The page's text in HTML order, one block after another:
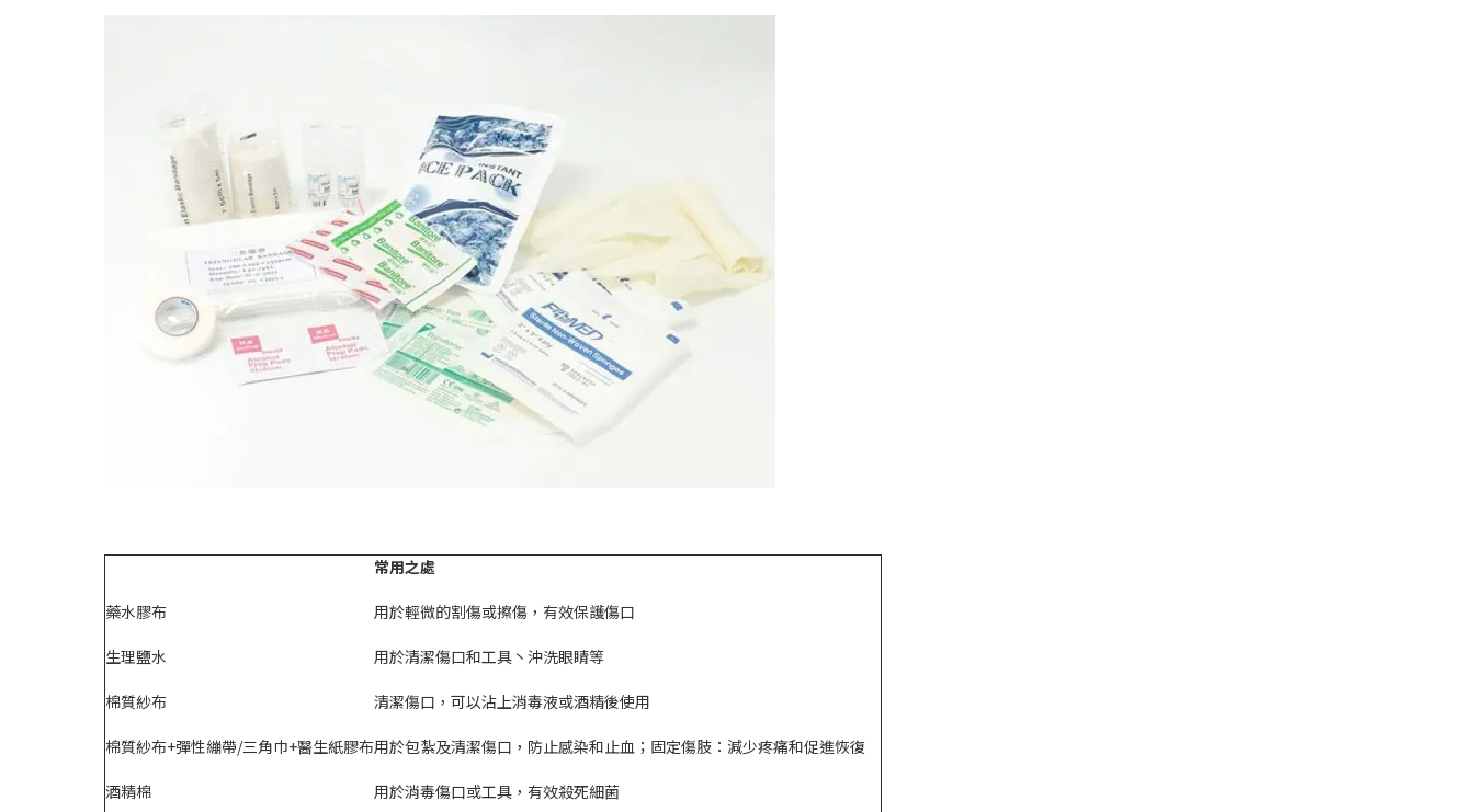
常用之處
藥水膠布 用於輕微的割傷或擦傷，有效保護傷口
生理鹽水 用於清潔傷口和工具丶沖洗眼睛等
棉質紗布 清潔傷口，可以沾上消毒液或酒精後使用
棉質紗布+彈性繃帶/三角巾+醫生紙膠布用於包紮及清潔傷口，防止感染和止血； 固定傷肢：減少疼痛和促進恢復
酒精棉 用於消毒傷口或工具，有效殺死細菌